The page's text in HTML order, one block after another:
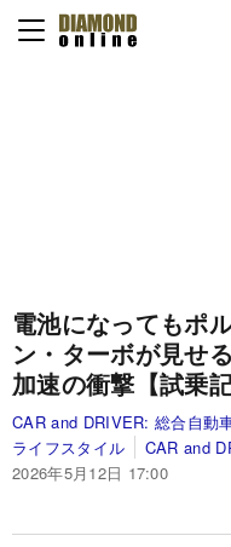
電池になってもポ
ン・ターボが見せ
加速の衝撃【試乗記
CAR and DRIVER:総合自動
ライフスタイル
CAR and
2026年5月12日 17:00